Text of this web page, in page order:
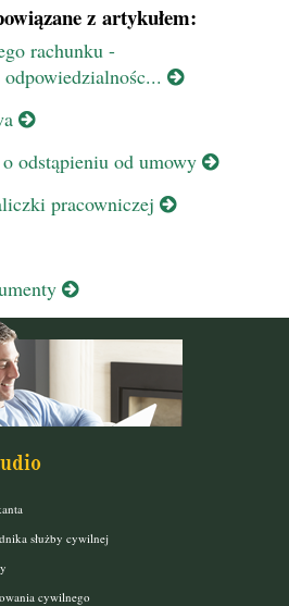
z artykułem:
rachunku -
odstąpieniu od umowy
pracowniczej
służby cywilnej
cywilnego